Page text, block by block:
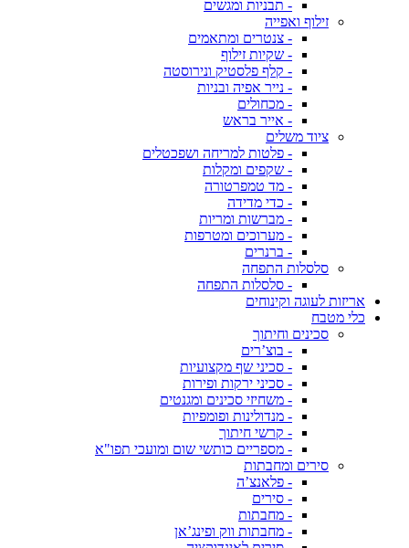
- תבניות ומגשים
זילוף ואפייה
- צנטרים ומתאמים
- שקיות זילוף
- קלף פלסטיק ונירוסטה
- נייר אפיה ובניות
- מכחולים
- אייר בראש
ציוד משלים
- פלטות למריחה ושפכטלים
- שקפים ומקלות
- מד טמפרטורה
- כדי מדידה
- מברשות ומריות
- מערוכים ומטרפות
- ברנרים
סלסלות התפחה
- סלסלות התפחה
אריזות לעוגה וקינוחים
כלי מטבח
סכינים וחיתוך
- בוצ’רים
- סכיני שף מקצועיות
- סכיני ירקות ופירות
- משחיזי סכינים ומגנטים
- מנדולינות ופומפיות
- קרשי חיתוך
- מספריים כותשי שום ומועכי תפו"א
סירים ומחבתות
- פלאנצ’ה
- סירים
- מחבתות
- מחבתות ווק ופינג’אן